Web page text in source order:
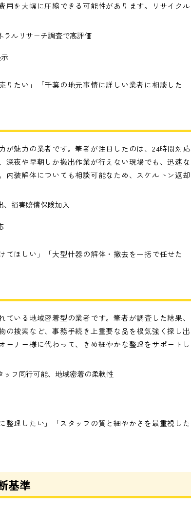
用を大幅に圧縮できる可能性があります。リサイクル
ラルリサーチ調査で高評価
りたい」「千葉の地元事情に詳しい業者に相談した
魅力の業者です。筆者が注目したのは、24時間対応
夜や早朝しか搬出作業が行えない現場でも、迅速な
装解体についても相談可能なため、スケルトン返却
、損害賠償保険加入
てほしい」「大型什器の解体・撤去を一括で任せた
いる地域密着型の業者です。筆者が調査した結果、
捜索など、事務手続き上重要な品を根気強く探し出
ナー様に代わって、きめ細やかな整理をサポートし
フ同行可能、地域密着の柔軟性
整理したい」「スタッフの質と細やかさを最重視した
基準